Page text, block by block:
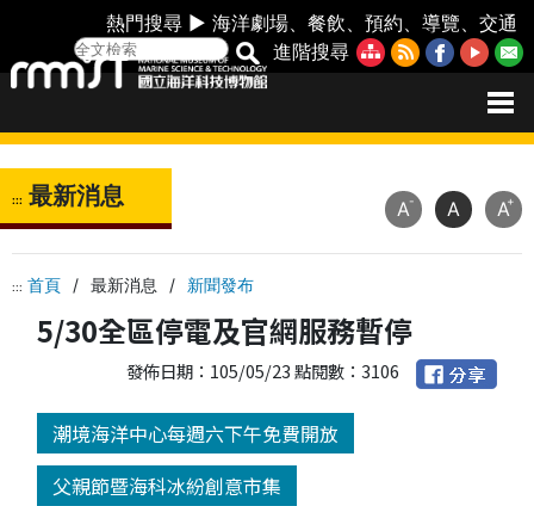
熱門搜尋 ►海洋劇場 、餐飲 、預約 、導覽 、交通
進階搜尋
::: 最新消息
::: 首頁 / 最新消息 / 新聞發布
A- A A+
5/30全區停電及官網服務暫停
發佈日期：105/05/23 點閱數：3106
潮境海洋中心每週六下午免費開放
父親節暨海科冰紛創意市集